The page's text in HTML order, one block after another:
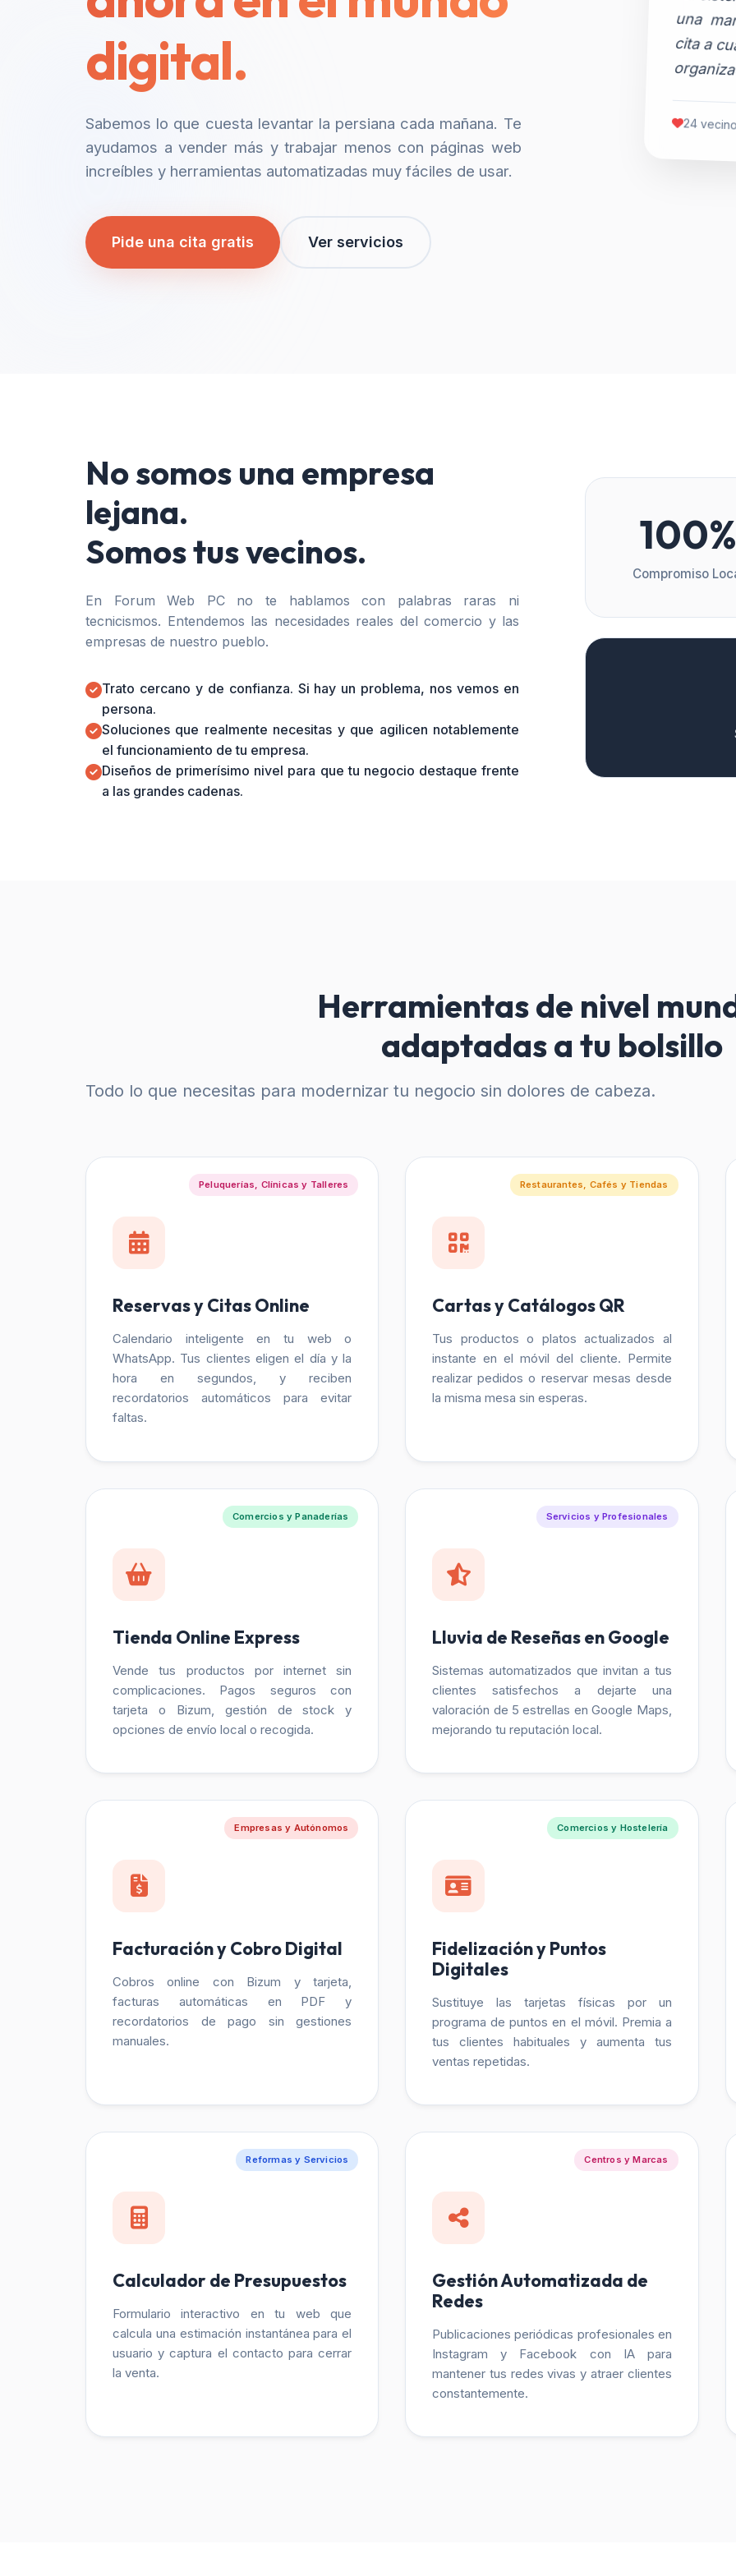
digital.
Sabemos lo que cuesta levantar la persiana cada mañana. Te
ayudamos a vender más y trabajar menos con páginas web
increíbles y herramientas automatizadas muy fáciles de usar.
Pide una cita gratis Ver servicios
24
No somos una empresa
lejana.
Somos tus vecinos.
En Forum Web PC no te hablamos con palabras raras ni
tecnicismos. Entendemos las necesidades reales del comercio y las
empresas de nuestro pueblo.
Trato cercano y de confianza. Si hay un problema, nos vemos en
persona.
Soluciones que realmente necesitas y que agilicen notablemente
el funcionamiento de tu empresa.
Diseños de primerísimo nivel para que tu negocio destaque frente
a las grandes cadenas.
100%
Compromiso
Herramientas de nivel
adaptadas a tu bolsillo
Todo lo que necesitas para modernizar tu negocio sin dolores de cabeza.
Peluquerías, Clínicas y Talleres
Reservas y Citas Online
Calendario inteligente en tu web o
WhatsApp. Tus clientes eligen el día y la
hora en segundos, y reciben
recordatorios automáticos para evitar
faltas.
Restaurantes, Cafés y Tiendas
Cartas y Catálogos QR
Tus productos o platos actualizados al
instante en el móvil del cliente. Permite
realizar pedidos o reservar mesas desde
la misma mesa sin esperas.
Comercios y Panaderías
Tienda Online Express
Vende tus productos por internet sin
complicaciones. Pagos seguros con
tarjeta o Bizum, gestión de stock y
opciones de envío local o recogida.
Servicios y Profesionales
Lluvia de Reseñas en Google
Sistemas automatizados que invitan a tus
clientes satisfechos a dejarte una
valoración de 5 estrellas en Google Maps,
mejorando tu reputación local.
Empresas y Autónomos
Facturación y Cobro Digital
Cobros online con Bizum y tarjeta,
facturas automáticas en PDF y
recordatorios de pago sin gestiones
manuales.
Comercios y Hostelería
Fidelización y Puntos
Digitales
Sustituye las tarjetas físicas por un
programa de puntos en el móvil. Premia a
tus clientes habituales y aumenta tus
ventas repetidas.
Reformas y Servicios
Calculador de Presupuestos
Formulario interactivo en tu web que
calcula una estimación instantánea para el
usuario y captura el contacto para cerrar
la venta.
Centros y Marcas
Gestión Automatizada de
Redes
Publicaciones periódicas profesionales en
Instagram y Facebook con IA para
mantener tus redes vivas y atraer clientes
constantemente.